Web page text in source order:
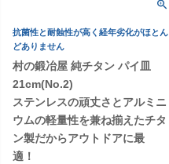
抗菌性と耐蝕性が高く経年劣化がほとん
どありません
村の鍛冶屋 純チタン パイ皿
21cm(No.2)
ステンレスの頑丈さとアルミニ
ウムの軽量性を兼ね揃えたチタ
ン製だからアウトドアに最
適！